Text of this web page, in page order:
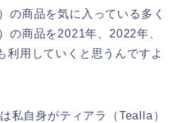
の商品を気に入っている多く
の商品を2021年、2022年、
利用していくと思うんですよ
私自身がティアラ（Tealla）